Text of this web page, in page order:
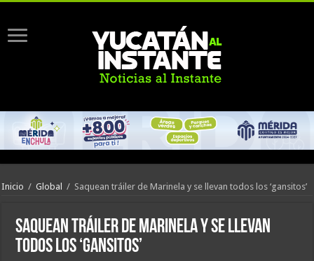
Inicio / Global / Saquean tráiler de Marinela y se llevan todos los ‘gansitos’
Saquean tráiler de Marinela y se llevan
todos los ‘gansitos’